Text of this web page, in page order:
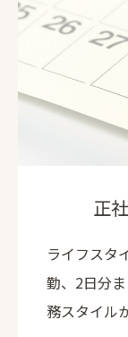
正
ライフスタ
勤、2日分
務スタイル